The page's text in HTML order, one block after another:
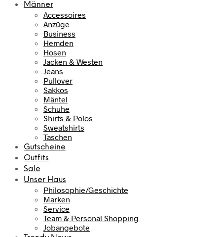
Männer
Accessoires
Anzüge
Business
Hemden
Hosen
Jacken & Westen
Jeans
Pullover
Sakkos
Mäntel
Schuhe
Shirts & Polos
Sweatshirts
Taschen
Gutscheine
Outfits
Sale
Unser Haus
Philosophie/Geschichte
Marken
Service
Team & Personal Shopping
Jobangebote